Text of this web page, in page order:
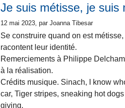
Je suis métisse, je suis
12 mai 2023 , par Joanna Tibesar
Se construire quand on est
racontent leur identité.
Remerciements à Philippe
à la réalisation.
Crédits musique. Sinach, I know
car, Tiger stripes, sneaking hot
giving.